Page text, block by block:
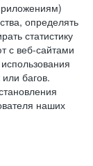
определять
статистику
с веб-сайтами
багов.
наших